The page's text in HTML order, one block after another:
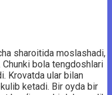
sharoitida moslashadi,
Chunki bola tengdoshlari
Krovatda ular bilan
kulib ketadi. Bir oyda bir